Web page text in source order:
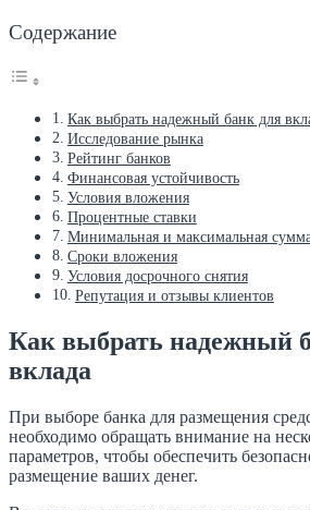
Содержание
Как выбрать надежный банк для
Исследование рынка
Рейтинг банков
Финансовая устойчивость
Условия вложения
Процентные ставки
Минимальная и максимальная
Сроки вложения
Условия досрочного снятия
Репутация и отзывы клиентов
Как выбрать надежный
вклада
При выборе банка для размещения
необходимо обращать внимание на
параметров, чтобы обеспечить
размещение ваших денег.